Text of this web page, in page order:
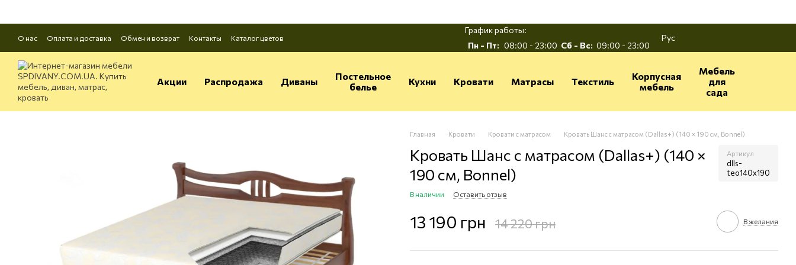
О нас Оплата и доставка Обмен и возврат Контакты Каталог цветов
График работы:
Пн - Пт: 08:00 - 23:00 Сб - Вс: 09:00 - 23:00
Рус
Акции Распродажа Диваны
Постельное
белье
Кухни Кровати Матрасы Текстиль
Корпусная
мебель
Мебель
для
сада
Главная Кровати Кровати с матрасом Кровать Шанс с матрасом (Dallas+) (140 × 190 см, Bonnel)
Кровать Шанс с матрасом (Dallas+) (140 ×
190 см, Bonnel)
Артикул
dlls-
teo140x190
В наличии Оставить отзыв
13 190 грн 14 220 грн В желания